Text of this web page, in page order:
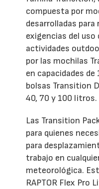
compuesta por
desarrolladas para
exigencias del
actividades
por las mochilas
en capacidades
bolsas Transition
40, 70 y 100 litros.
Las Transition
para quienes
para
trabajo en
meteorológica.
RAPTOR Flex Pro